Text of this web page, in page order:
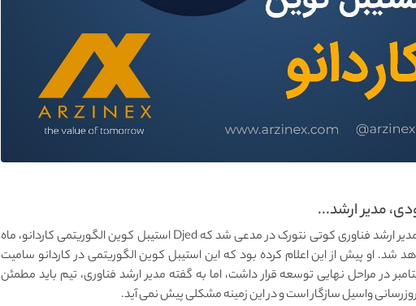
مدیر ارشد...
بنا بر ادعای وب سایت یو تودی، مدیر ارشد فناوری کوتی نتورک در مدعی شد که Djed استیبل کوین الگوریتمی کاردانو، ماه
شد. او پیش از این اعلام کرده بود که این استیبل کوین الگوریتمی در کاردانو سامیت
در مراحل نهایی توسعه قرار داشت، اما به گفته مدیر ارشد فناوری، تیم باید مطمئن
واسیل سازگار است و در این زمینه مشکلی پیش نمی آید.